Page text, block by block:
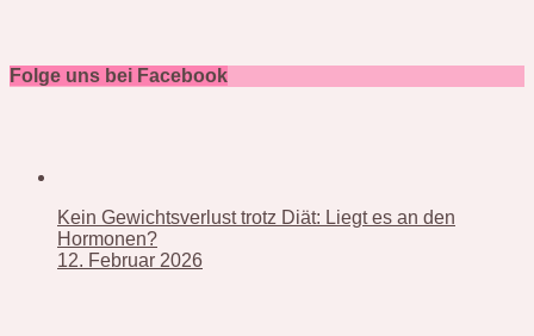
Folge uns bei Facebook
Kein Gewichtsverlust trotz Diät: Liegt es an den
Hormonen?
12. Februar 2026